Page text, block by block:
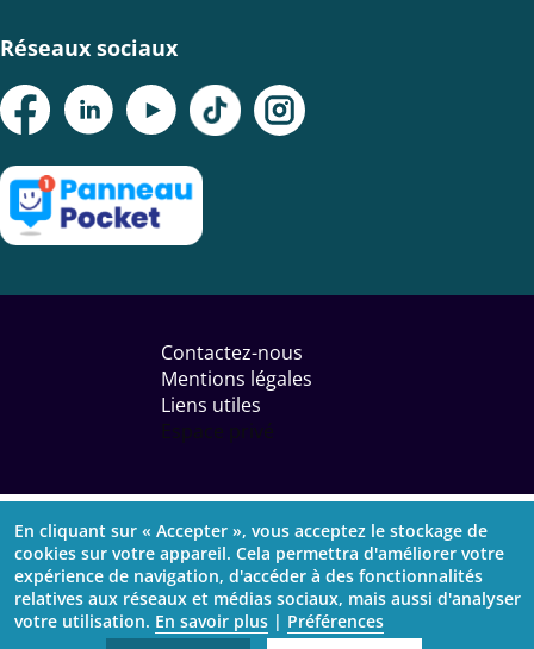
Réseaux sociaux
Contactez-nous
Mentions légales
Liens utiles
Espace privé
En cliquant sur « Accepter », vous acceptez le stockage de
cookies sur votre appareil. Cela permettra d'améliorer votre
expérience de navigation, d'accéder à des fonctionnalités
relatives aux réseaux et médias sociaux, mais aussi d'analyser
votre utilisation. En savoir plus| Préférences